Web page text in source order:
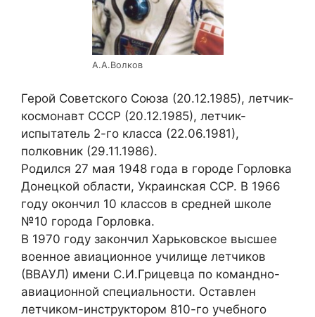
А.А.Волков
Герой Советского Союза (20.12.1985), летчик-
космонавт СССР (20.12.1985), летчик-
испытатель 2-го класса (22.06.1981),
полковник (29.11.1986).
Родился 27 мая 1948 года в городе Горловка
Донецкой области, Украинская ССР. В 1966
году окончил 10 классов в средней школе
№10 города Горловка.
В 1970 году закончил Харьковское высшее
военное авиационное училище летчиков
(ВВАУЛ) имени С.И.Грицевца по командно-
авиационной специальности. Оставлен
летчиком-инструктором 810-го учебного